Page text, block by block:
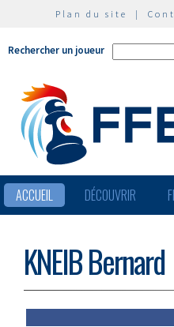
Plan du site |
Rechercher un joueur
ACCUEIL DÉCOUVRIR
KNEIB Bernard